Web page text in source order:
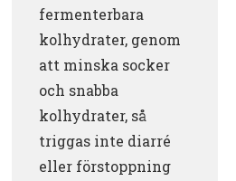
fermenterbara
kolhydrater, genom
att minska socker
och snabba
kolhydrater, så
triggas inte diarré
eller förstoppning